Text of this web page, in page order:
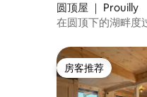
圆顶屋 ｜ Prouilly
在圆顶下的湖畔度
房客推荐
房客推荐